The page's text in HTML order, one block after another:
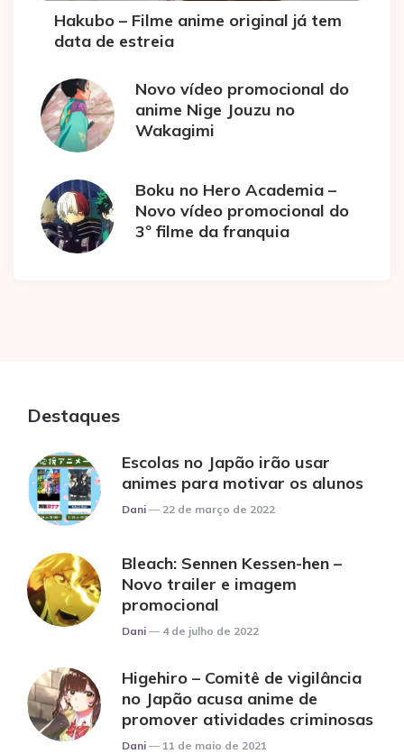
Hakubo – Filme anime original já tem
data de estreia
Novo vídeo promocional do
anime Nige Jouzu no
Wakagimi
Boku no Hero Academia –
Novo vídeo promocional do
3º filme da franquia
Destaques
Escolas no Japão irão usar
animes para motivar os alunos
Posted
Dani 22 de março de 2022
Bleach: Sennen Kessen-hen –
Novo trailer e imagem
promocional
Posted
Dani 4 de julho de 2022
Higehiro – Comitê de vigilância
no Japão acusa anime de
promover atividades criminosas
Posted
Dani 11 de maio de 2021